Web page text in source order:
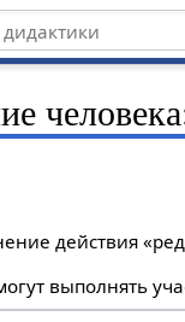
действия
выполнять